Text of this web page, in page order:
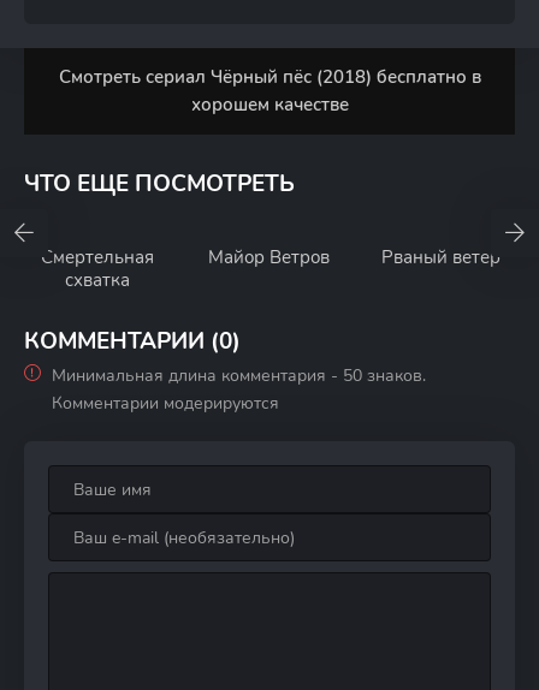
Смотреть сериал Чёрный пёс (2018) бесплатно в
хорошем качестве
ЧТО ЕЩЕ ПОСМОТРЕТЬ
Смертельная
схватка
Майор Ветров Рваный ветер
КОММЕНТАРИИ (0)
Минимальная длина комментария - 50 знаков.
Комментарии модерируются